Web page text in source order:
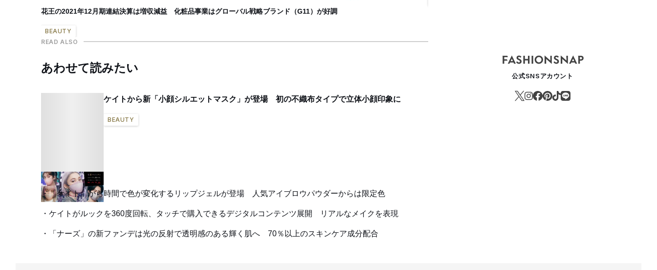
花王の2021年12月期連結決算は増収減益 化粧品事業はグローバル戦略ブランド（G11）が好調
BEAUTY
READ ALSO
あわせて読みたい
ケイトから新「小顔シルエットマスク」が登場 初の不織布タイプで立体小顔印象に
BEAUTY
「ケイト」から時間で色が変化するリップジェルが登場 人気アイブロウパウダーからは限定色
ケイトがルックを360度回転、タッチで購入できるデジタルコンテンツ展開 リアルなメイクを表現
「ナーズ」の新ファンデは光の反射で透明感のある輝く肌へ 70％以上のスキンケア成分配合
公式SNSアカウント